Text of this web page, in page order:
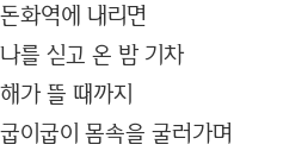
돈화역에 내리면
나를 싣고 온 밤 기차
해가 뜰 때까지
굽이굽이 몸속을 굴러가며